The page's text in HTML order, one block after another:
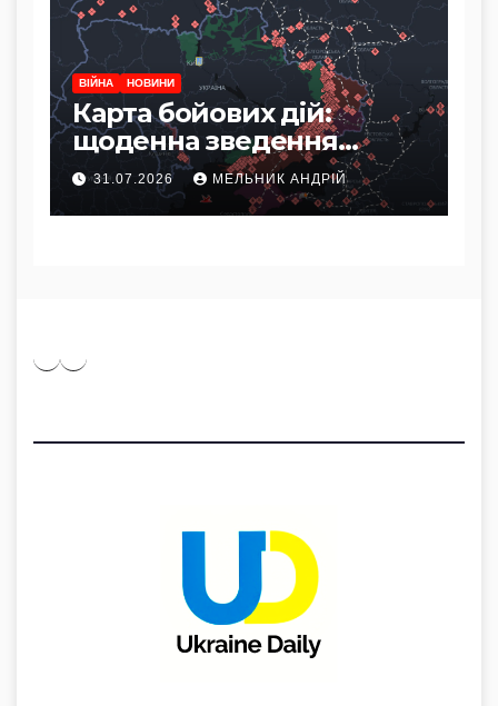
ВІЙНА НОВИНИ
Карта бойових дій:
щоденна зведення
фронту станом на 31
липня
31.07.2026 МЕЛЬНИК АНДРІЙ
Pinterest
Medium
Telegram